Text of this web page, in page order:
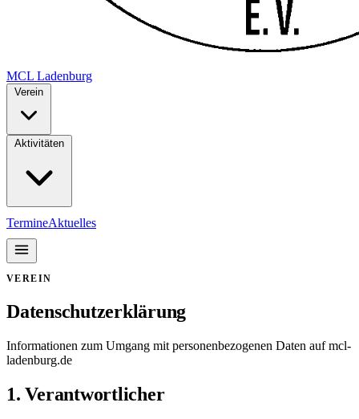
MCL Ladenburg
TermineAktuelles
VEREIN
Datenschutzerklärung
Informationen zum Umgang mit personenbezogenen Daten auf mcl-
ladenburg.de
1. Verantwortlicher